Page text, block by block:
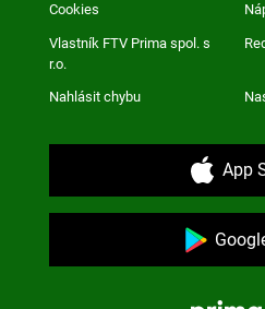
Cookies
Vlastník FTV Prima spol. s
r.o.
Nahlásit chybu
App